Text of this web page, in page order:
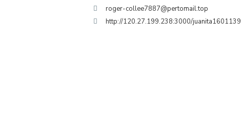
roger-collee7887@pertomail.top
http://120.27.199.238:3000/juanita1601139